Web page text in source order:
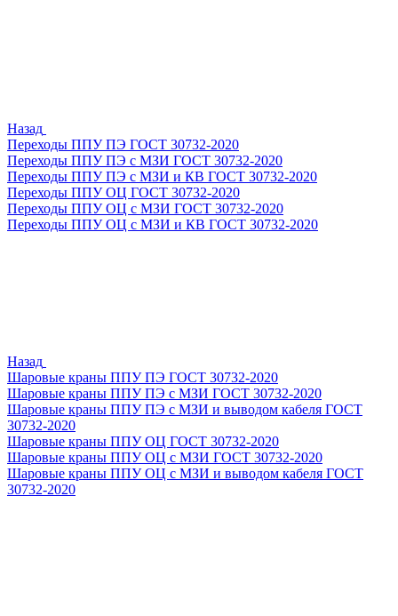
Назад
Переходы ППУ ПЭ ГОСТ 30732-2020
Переходы ППУ ПЭ с МЗИ ГОСТ 30732-2020
Переходы ППУ ПЭ с МЗИ и КВ ГОСТ 30732-2020
Переходы ППУ ОЦ ГОСТ 30732-2020
Переходы ППУ ОЦ с МЗИ ГОСТ 30732-2020
Переходы ППУ ОЦ с МЗИ и КВ ГОСТ 30732-2020
Назад
Шаровые краны ППУ ПЭ ГОСТ 30732-2020
Шаровые краны ППУ ПЭ с МЗИ ГОСТ 30732-2020
Шаровые краны ППУ ПЭ с МЗИ и выводом кабеля ГОСТ
30732-2020
Шаровые краны ППУ ОЦ ГОСТ 30732-2020
Шаровые краны ППУ ОЦ с МЗИ ГОСТ 30732-2020
Шаровые краны ППУ ОЦ с МЗИ и выводом кабеля ГОСТ
30732-2020